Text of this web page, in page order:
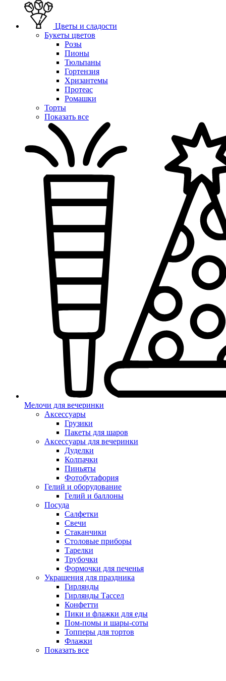
Цветы и сладости
Букеты цветов
Розы
Пионы
Тюльпаны
Гортензия
Хризантемы
Протеас
Ромашки
Торты
Показать все
Мелочи для вечеринки
Аксессуары
Грузики
Пакеты для шаров
Аксессуары для вечеринки
Дуделки
Колпачки
Пиньяты
Фотобутафория
Гелий и оборудование
Гелий и баллоны
Посуда
Салфетки
Свечи
Стаканчики
Столовые приборы
Тарелки
Трубочки
Формочки для печенья
Украшения для праздника
Гирлянды
Гирлянды Тассел
Конфетти
Пики и флажки для еды
Пом-помы и шары-соты
Топперы для тортов
Флажки
Показать все